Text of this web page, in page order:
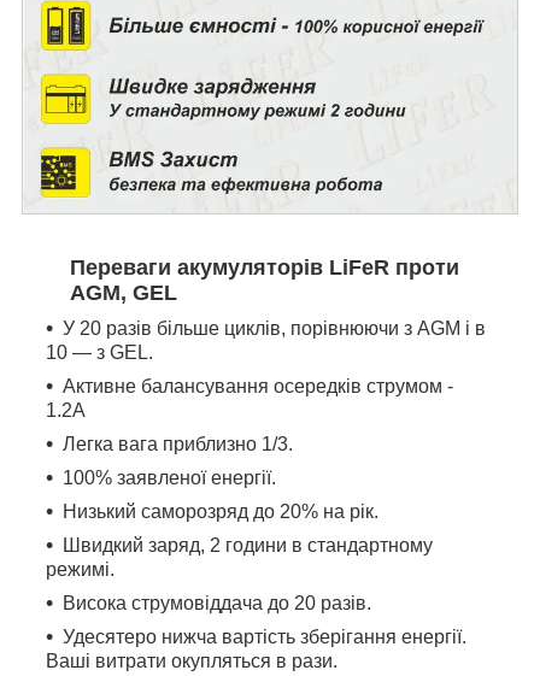
Переваги акумуляторів LiFeR проти
AGM, GEL
У 20 разів більше циклів, порівнюючи з AGM і в
10 — з GEL.
Активне балансування осередків струмом -
1.2А
Легка вага приблизно 1/3.
100% заявленої енергії.
Низький саморозряд до 20% на рік.
Швидкий заряд, 2 години в стандартному
режимі.
Висока струмовіддача до 20 разів.
Удесятеро нижча вартість зберігання енергії.
Ваші витрати окупляться в рази.